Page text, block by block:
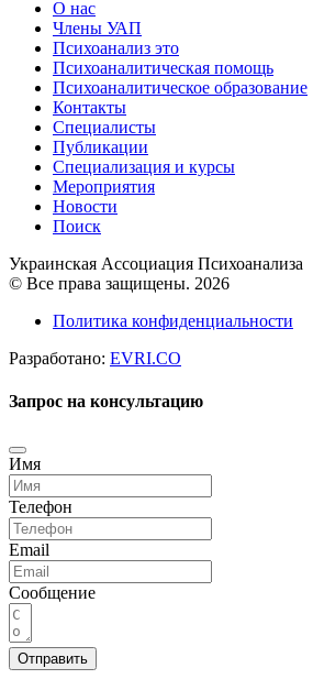
О нас
Члены УАП
Психоанализ это
Психоаналитическая помощь
Психоаналитическое образование
Контакты
Специалисты
Публикации
Специализация и курсы
Мероприятия
Новости
Поиск
Украинская Ассоциация Психоанализа
© Все права защищены. 2026
Политика конфиденциальности
Разработано: EVRI.CO
Запрос на консультацию
Имя
Телефон
Email
Сообщение
Отправить